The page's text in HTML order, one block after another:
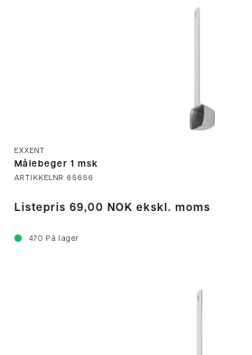
EXXENT
Målebeger 1 msk
ARTIKKELNR 65656
Listepris 69,00 NOK ekskl. moms
470 På lager